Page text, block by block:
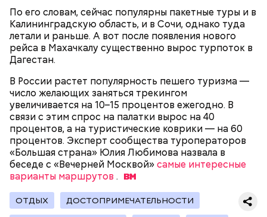
По его словам, сейчас популярны пакетные туры и в
Калининградскую область, и в Сочи, однако туда
летали и раньше. А вот после появления нового
рейса в Махачкалу существенно вырос турпоток в
Дагестан.
В России растет популярность пешего туризма —
число желающих заняться трекингом
увеличивается на 10–15 процентов ежегодно. В
связи с этим спрос на палатки вырос на 40
процентов, а на туристические коврики — на 60
процентов. Эксперт сообщества туроператоров
«Большая страна» Юлия Любимова назвала в
беседе с «Вечерней Москвой»самые интересные
варианты маршрутов .
ОТДЫХ ДОСТОПРИМЕЧАТЕЛЬНОСТИ
— Кабачки, порезанные кубиками, нужно легко
обжарить на сковороде. К ним добавляются зелень
петрушки, чеснок, соль и оливковое масло.
Получается очень вкусно, — поделился рецептом
Копылов.
— В дыне содержится много сахара, который
представлен фруктозой. С одной стороны — это
хорошо, потому что дает энергию. Но важно
помнить, что сладкими дынями не нужно сильно
увлекаться, так же как и арбузами, людям с
сахарным диабетом и лишним весом, —
подчеркнула доктор.